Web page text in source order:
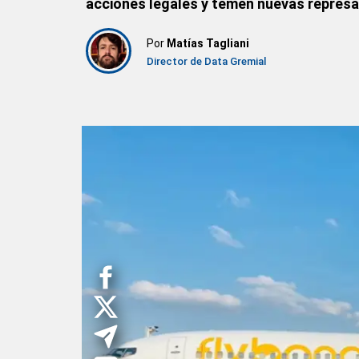
acciones legales y temen nuevas
Por Matías Tagliani
Director de Data Gremial